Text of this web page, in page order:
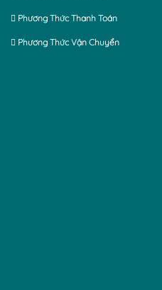
Phương Thức Thanh Toán
Phương Thức Vận Chuyển